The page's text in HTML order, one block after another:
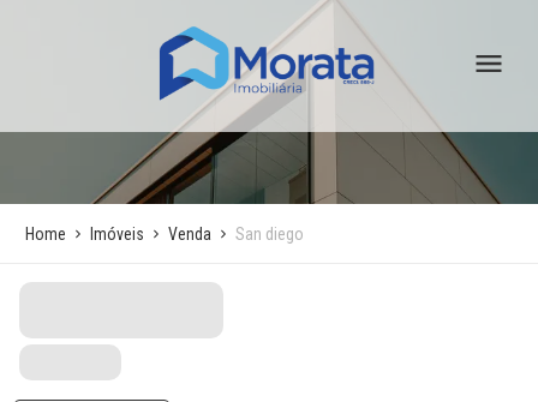
Home Imóveis Venda San diego